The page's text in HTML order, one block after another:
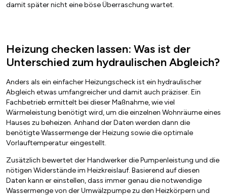
damit später nicht eine böse Überraschung wartet.
Heizung checken lassen: Was ist der
Unterschied zum hydraulischen Abgleich?
Anders als ein einfacher Heizungscheck ist ein hydraulischer
Abgleich etwas umfangreicher und damit auch präziser. Ein
Fachbetrieb ermittelt bei dieser Maßnahme, wie viel
Wärmeleistung benötigt wird, um die einzelnen Wohnräume eines
Hauses zu beheizen. Anhand der Daten werden dann die
benötigte Wassermenge der Heizung sowie die optimale
Vorlauftemperatur eingestellt.
Zusätzlich bewertet der Handwerker die Pumpenleistung und die
nötigen Widerstände im Heizkreislauf. Basierend auf diesen
Daten kann er einstellen, dass immer genau die notwendige
Wassermenge von der Umwälzpumpe zu den Heizkörpern und